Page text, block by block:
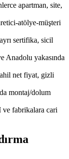
apartman, site,
atölye-müşteri
sertifika, sicil
Anadolu yakasında
net fiyat, gizli
montaj/dolum
fabrikalara cari